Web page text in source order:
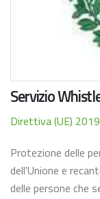
Servizio
Direttiva (UE)
Protezione delle
dell'Unione e
delle persone che